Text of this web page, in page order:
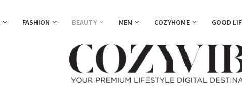
FASHION BEAUTY MEN COZYHOME GOOD